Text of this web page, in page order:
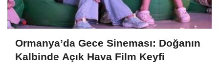
Ormanya’da Gece Sineması: Doğanın
Kalbinde Açık Hava Film Keyfi